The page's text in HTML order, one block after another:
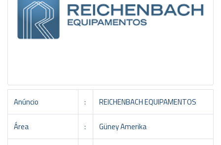
Anúncio : REICHENBACH EQUIPAMENTOS
Área : Güney Amerika